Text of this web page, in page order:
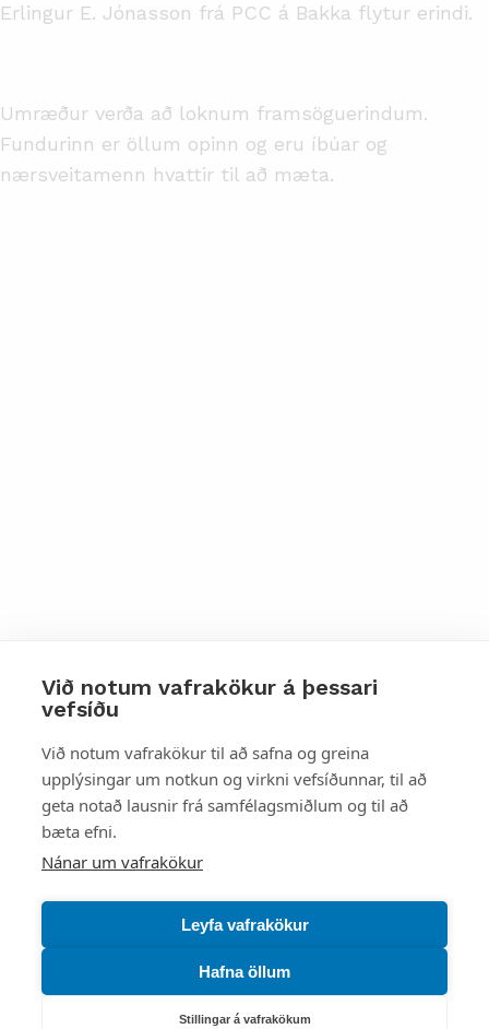
Við notum vafrakökur á þessari
vefsíðu
Við notum vafrakökur til að safna og greina
upplýsingar um notkun og virkni vefsíðunnar, til að
geta notað lausnir frá samfélagsmiðlum og til að
bæta efni.
Nánar um vafrakökur
Leyfa vafrakökur
Hafna öllum
Stillingar á vafrakökum
Erlingur E. Jónasson frá PCC á Bakka flytur erindi.
Umræður verða að loknum framsöguerindum.
Fundurinn er öllum opinn og eru íbúar og
nærsveitamenn hvattir til að mæta.
Styttu þér leið
Mest skoðað
Starfsstöðvar
Náttúruverndarstofnun
Veiðimál, friðlýst svæði, landvarsla og náttúruvernd